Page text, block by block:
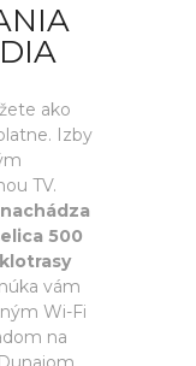
ako
Izby
TV.
500
vám
Wi-Fi
na